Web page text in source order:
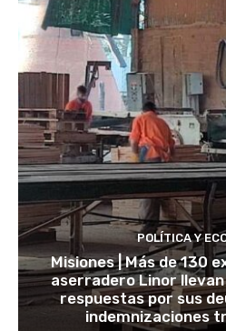
POLÍTICA Y
Misiones | Más de 130
aserradero Linor
respuestas por sus
indemnizaciones